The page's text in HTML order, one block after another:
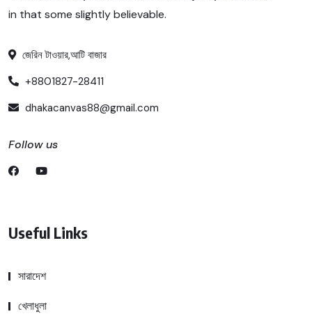
in that some slightly believable.
জেরিন টাওয়ার,আটি বাজার
+8801827-28411
dhakacanvas88@gmail.com
Follow us
Useful Links
সারাদেশ
খেলাধুলা